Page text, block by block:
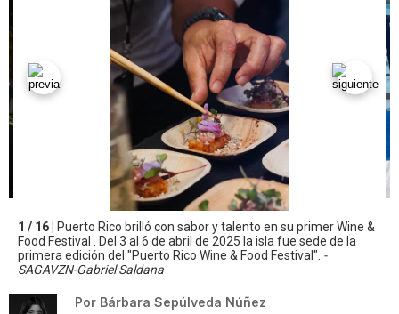
1 / 16 |
Puerto Rico brilló con sabor y talento en su primer Wine &
Food Festival . Del 3 al 6 de abril de 2025 la isla fue sede de la
primera edición del "Puerto Rico Wine & Food Festival". -
SAGAVZN-Gabriel Saldana
Por Bárbara Sepúlveda Núñez